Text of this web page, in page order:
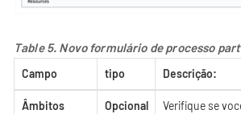
Table 5. Novo formulário de processo
Campo tipo Descrição:
Âmbitos
Opcional
Verifique se